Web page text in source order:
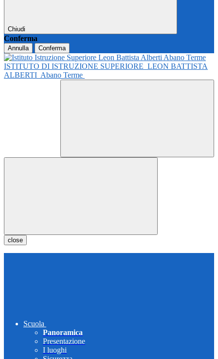
Chiudi
Conferma
Annulla Conferma
ISTITUTO DI ISTRUZIONE SUPERIORE LEON BATTISTA
ALBERTI Abano Terme
close
Scuola
Panoramica
Presentazione
I luoghi